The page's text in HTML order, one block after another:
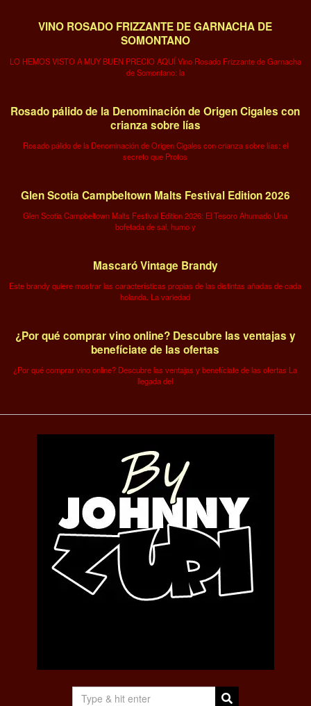
VINO ROSADO FRIZZANTE DE GARNACHA DE
SOMONTANO
LO HEMOS VISTO A MUY BUEN PRECIO AQUÍ Vino Rosado Frizzante de Garnacha
de Somontano: la
Rosado pálido de la Denominación de Origen Cigales con
crianza sobre lías
Rosado pálido de la Denominación de Origen Cigales con crianza sobre lías: el
secreto que Protos
Glen Scotia Campbeltown Malts Festival Edition 2026
Glen Scotia Campbeltown Malts Festival Edition 2026: El Tesoro Ahumado Una
bofetada de sal, humo y
Mascaró Vintage Brandy
Este brandy quiere mostrar las características propias de las distintas añadas de cada
holanda. La variedad
¿Por qué comprar vino online? Descubre las ventajas y
benefíciate de las ofertas
¿Por qué comprar vino online? Descubre las ventajas y benefíciate de las ofertas La
llegada del